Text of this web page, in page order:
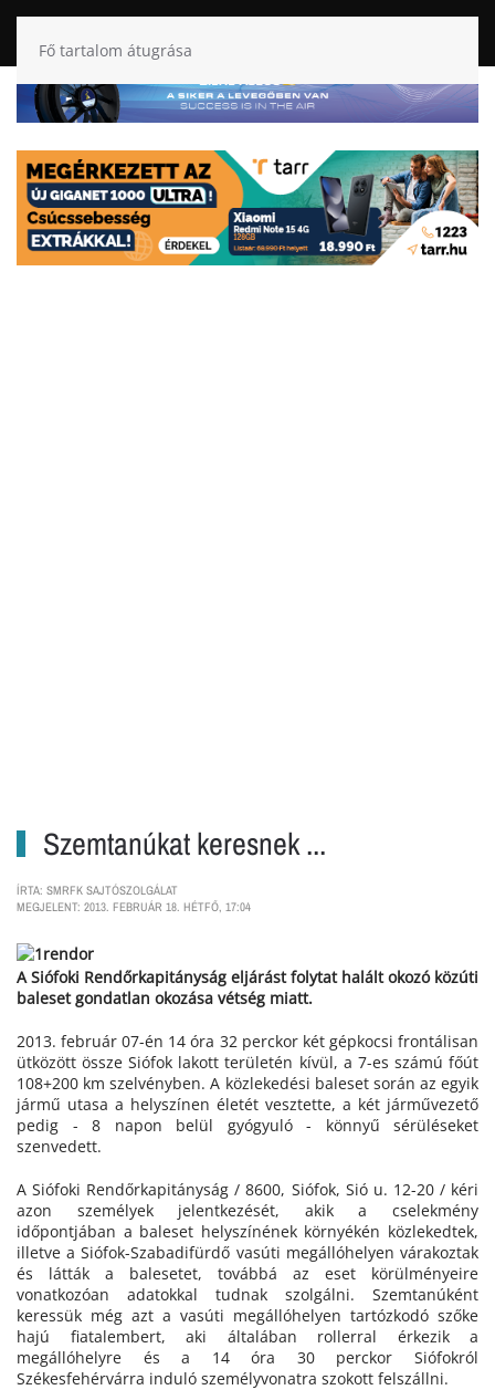
Fő tartalom átugrása
Szemtanúkat keresnek ...
ÍRTA: SMRFK SAJTÓSZOLGÁLAT
MEGJELENT: 2013. FEBRUÁR 18. HÉTFŐ, 17:04
A Siófoki Rendőrkapitányság eljárást folytat halált okozó közúti
baleset gondatlan okozása vétség miatt.
2013. február 07-én 14 óra 32 perckor két gépkocsi frontálisan
ütközött össze Siófok lakott területén kívül, a 7-es számú főút
108+200 km szelvényben. A közlekedési baleset során az egyik
jármű utasa a helyszínen életét vesztette, a két járművezető
pedig - 8 napon belül gyógyuló - könnyű sérüléseket
szenvedett.
A Siófoki Rendőrkapitányság / 8600, Siófok, Sió u. 12-20 / kéri
azon személyek jelentkezését, akik a cselekmény
időpontjában a baleset helyszínének környékén közlekedtek,
illetve a Siófok-Szabadifürdő vasúti megállóhelyen várakoztak
és látták a balesetet, továbbá az eset körülményeire
vonatkozóan adatokkal tudnak szolgálni. Szemtanúként
keressük még azt a vasúti megállóhelyen tartózkodó szőke
hajú fiatalembert, aki általában rollerral érkezik a
megállóhelyre és a 14 óra 30 perckor Siófokról
Székesfehérvárra induló személyvonatra szokott felszállni.